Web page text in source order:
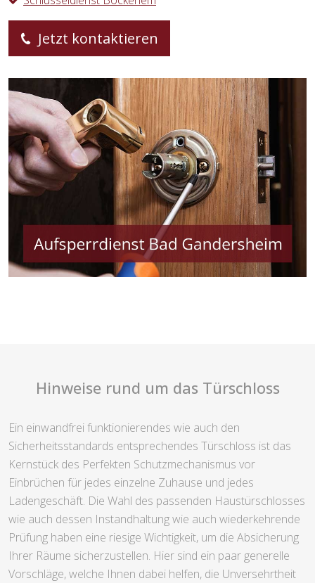
Jetzt kontaktieren
Hinweise rund um das Türschloss
Ein einwandfrei funktionierendes wie auch den
Sicherheitsstandards entsprechendes Türschloss ist das
Kernstück des Perfekten Schutzmechanismus vor
Einbrüchen für jedes einzelne Zuhause und jedes
Ladengeschäft. Die Wahl des passenden Haustürschlosses
wie auch dessen Instandhaltung wie auch wiederkehrende
Prüfung haben eine riesige Wichtigkeit, um die Absicherung
Ihrer Räume sicherzustellen. Hier sind ein paar generelle
Vorschläge, welche Ihnen dabei helfen, die Unversehrtheit